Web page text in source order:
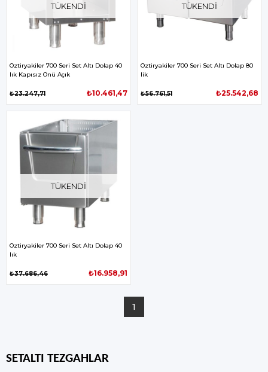
TÜKENDI
Öztiryakiler 700 Seri Set Altı Dolap 40
lık Kapısız Önü Açık
₺10.461,47
₺23.247,71
TÜKENDI
Öztiryakiler 700 Seri Set Altı Dolap 80
lik
₺25.542,68
₺56.761,51
TÜKENDI
Öztiryakiler 700 Seri Set Altı Dolap 40
lık
₺16.958,91
₺37.686,46
1
SETALTI TEZGAHLAR